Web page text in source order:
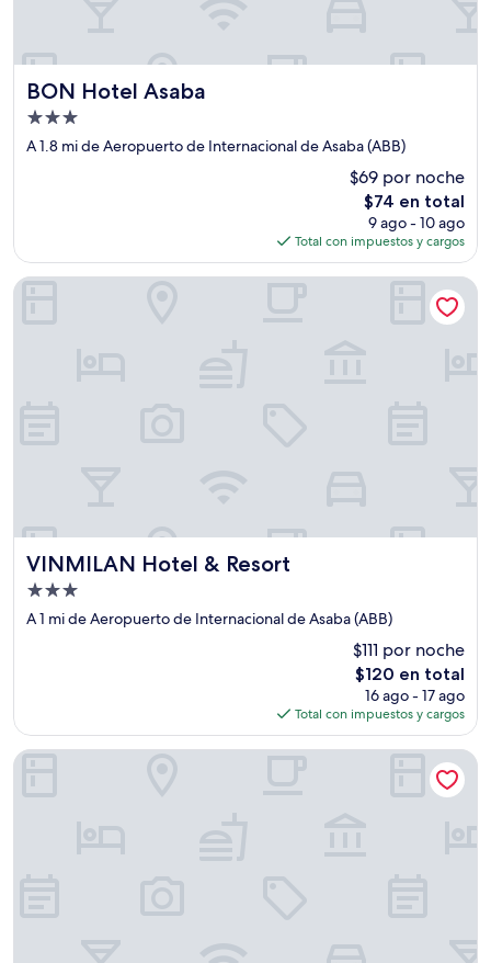
BON Hotel Asaba
BON Hotel Asaba
Propiedad
de
A 1.8 mi de Aeropuerto de Internacional de Asaba (ABB)
$69 por noche
El
precio
actual
es
de
$74 en total
9 ago - 10 ago
Total con impuestos y cargos
VINMILAN Hotel & Resort
VINMILAN Hotel & Resort
Propiedad
de
A 1 mi de Aeropuerto de Internacional de Asaba (ABB)
$111 por noche
El
precio
actual
es
de
$120 en total
16 ago - 17 ago
Total con impuestos y cargos
VINMILAN Hotel & Resort
Bottega Apartment & Suites